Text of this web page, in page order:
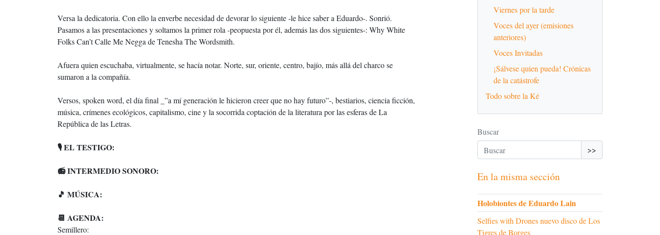
Versa la dedicatoria. Con ello la enverbe necesidad de devorar lo siguiente -le hice saber a Eduardo-. Sonrió.
Pasamos a las presentaciones y soltamos la primer rola -peopuesta por él, además las dos siguientes-: Why White
Folks Can’t Calle Me Negga de Tenesha The Wordsmith.
Afuera quien escuchaba, virtualmente, se hacía notar. Norte, sur, oriente, centro, bajío, más allá del charco se
sumaron a la compañía.
Versos, spoken word, el día final _”a mí generación le hicieron creer que no hay futuro”-, bestiarios, ciencia ficción,
música, crímenes ecológicos, capitalismo, cine y la socorrida coptación de la literatura por las esferas de La
República de las Letras.
🎙️ EL TESTIGO:
📻 INTERMEDIO SONORO:
🎵 MÚSICA:
📆 AGENDA:
Semillero:
Viernes por la tarde
Voces del ayer (emisiones
anteriores)
Voces Invitadas
¡Sálvese quien pueda! Crónicas
de la catástrofe
Todo sobre la Ké
Buscar
>>
En la misma sección
Holobiontes de Eduardo Lain
Selfies with Drones nuevo disco de Los
Tigres de Borges